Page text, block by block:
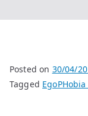
Posted on 30/04/
Tagged